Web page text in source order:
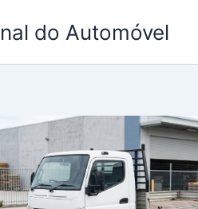
do Automóvel